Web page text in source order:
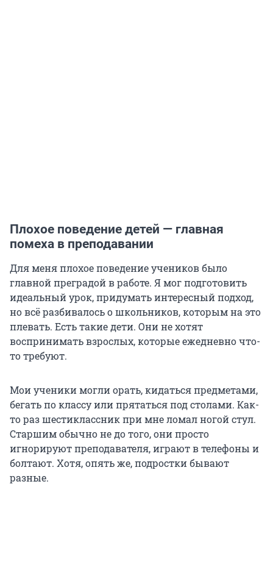
Плохое поведение детей — главная
помеха в преподавании
Для меня плохое поведение учеников было
главной преградой в работе. Я мог подготовить
идеальный урок, придумать интересный подход,
но всё разбивалось о школьников, которым на это
плевать. Есть такие дети. Они не хотят
воспринимать взрослых, которые ежедневно что-
то требуют.
Мои ученики могли орать, кидаться предметами,
бегать по классу или прятаться под столами. Как-
то раз шестиклассник при мне ломал ногой стул.
Старшим обычно не до того, они просто
игнорируют преподавателя, играют в телефоны и
болтают. Хотя, опять же, подростки бывают
разные.